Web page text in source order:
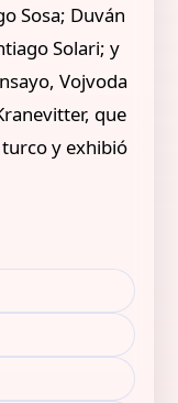
Sosa; Duván
Solari; y
Vojvoda
que
y exhibió